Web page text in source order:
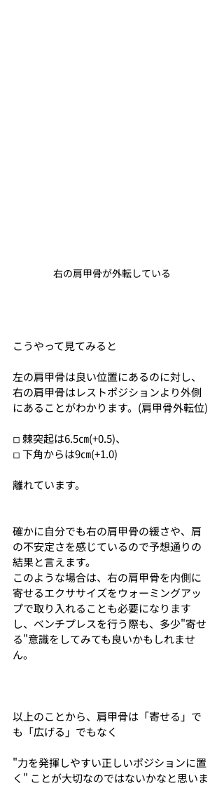
右の肩甲骨が外転している
こうやって見てみると
左の肩甲骨は良い位置にあるのに対し、
右の肩甲骨はレストポジションより外側
にあることがわかります。(肩甲骨外転位)
◽︎ 棘突起は6.5㎝(+0.5)、
◽︎ 下角からは9㎝(+1.0)
離れています。
確かに自分でも右の肩甲骨の緩さや、肩
の不安定さを感じているので予想通りの
結果と言えます。
このような場合は、右の肩甲骨を内側に
寄せるエクササイズをウォーミングアッ
プで取り入れることも必要になります
し、ベンチプレスを行う際も、多少"寄せ
る"意識をしてみても良いかもしれませ
ん。
以上のことから、肩甲骨は「寄せる」で
も「広げる」でもなく
"力を発揮しやすい正しいポジションに置
く" ことが大切なのではないかなと思いま